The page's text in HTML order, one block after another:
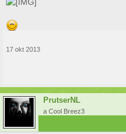
17 okt 2013
PrutserNL
a Cool Breez3